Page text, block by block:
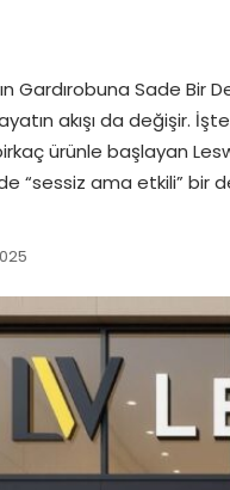
Gardırobuna Sade Bir
akışı da değişir.
ürünle başlayan
“sessiz ama etkili” bir